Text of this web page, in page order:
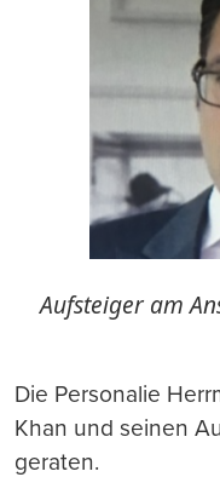
Aufsteiger am
Die Personalie
Khan und seinen
geraten.